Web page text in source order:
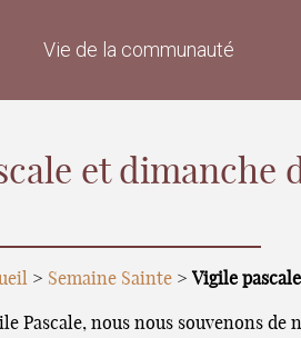
Vie de la communauté
et dimanche
> Semaine Sainte >Vigile
Pascale, nous nous souvenons